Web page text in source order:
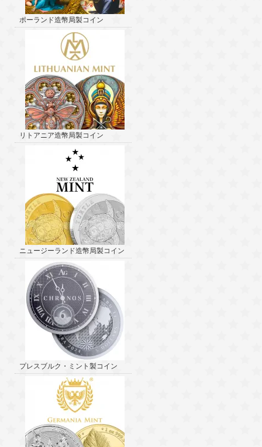
ポーランド造幣局製コイン
リトアニア造幣局製コイン
ニュージーランド造幣局製コイン
プレスブルク・ミント製コイン